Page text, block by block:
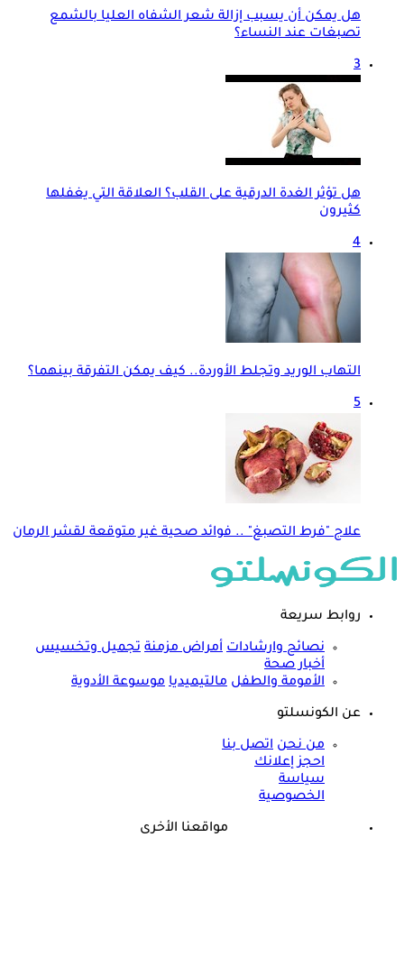
هل يمكن أن يسبب إزالة شعر الشفاه العليا بالشمع
تصبغات عند النساء؟
3
هل تؤثر الغدة الدرقية على القلب؟ العلاقة التي يغفلها
كثيرون
4
التهاب الوريد وتجلط الأوردة.. كيف يمكن التفرقة بينهما؟
5
علاج "فرط التصبغ" .. فوائد صحية غير متوقعة لقشر الرمان
روابط سريعة
نصائح وارشادات أمراض مزمنة تجميل وتخسيس
أخبار صحة
الأمومة والطفل مالتيميديا موسوعة الأدوية
عن الكونسلتو
من نحن اتصل بنا
احجز إعلانك
سياسة
الخصوصية
مواقعنا الأخرى